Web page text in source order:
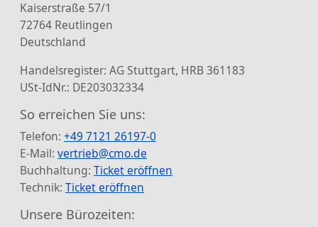
Kaiserstraße 57/1
72764 Reutlingen
Deutschland
Handelsregister: AG Stuttgart, HRB 361183
USt-IdNr.: DE203032334
So erreichen Sie uns:
Telefon: +49 7121 26197-0
E-Mail: vertrieb@cmo.de
Buchhaltung: Ticket eröffnen
Technik: Ticket eröffnen
Unsere Bürozeiten: